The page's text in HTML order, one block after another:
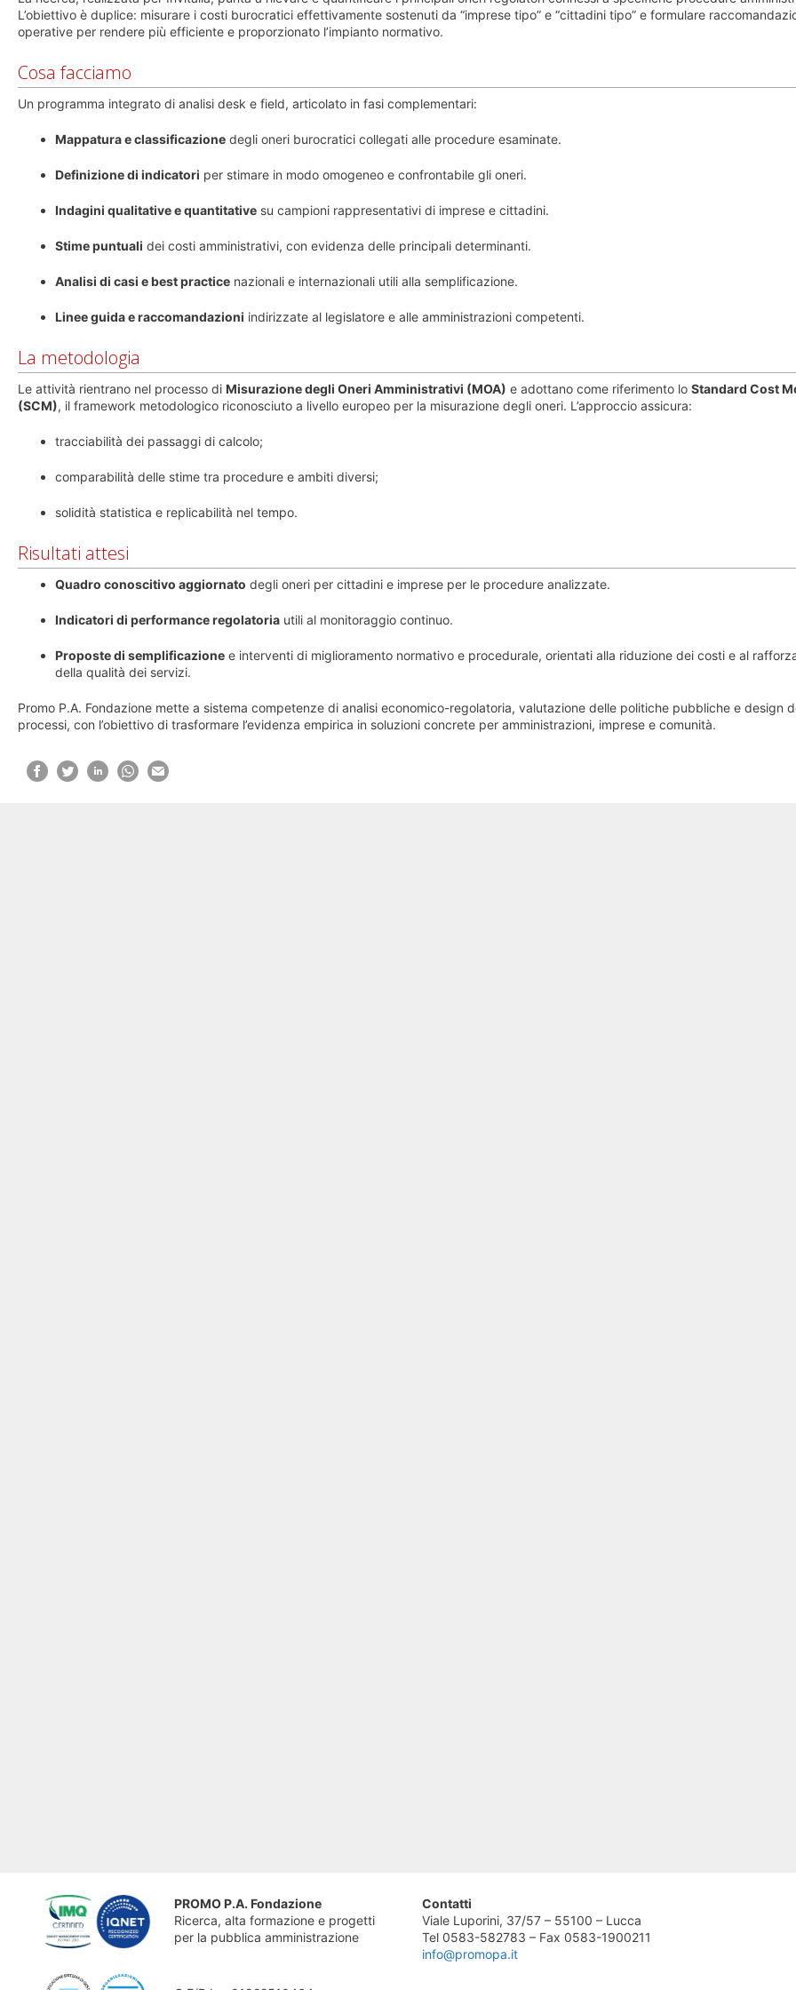
L’obiettivo è duplice: misurare i costi burocratici effettivamente sostenuti da “imprese tipo” e “cittadini tipo” e formulare
operative per rendere più efficiente e proporzionato l’impianto normativo.
Cosa facciamo
Un programma integrato di analisi desk e field, articolato in fasi complementari:
Mappatura e classificazione degli oneri burocratici collegati alle procedure esaminate.
Definizione di indicatori per stimare in modo omogeneo e confrontabile gli oneri.
Indagini qualitative e quantitative su campioni rappresentativi di imprese e cittadini.
Stime puntuali dei costi amministrativi, con evidenza delle principali determinanti.
Analisi di casi e best practice nazionali e internazionali utili alla semplificazione.
Linee guida e raccomandazioni indirizzate al legislatore e alle amministrazioni competenti.
La metodologia
Le attività rientrano nel processo di Misurazione degli Oneri Amministrativi (MOA) e adottano come riferimento lo Standard Cost
(SCM), il framework metodologico riconosciuto a livello europeo per la misurazione degli oneri. L’approccio assicura:
tracciabilità dei passaggi di calcolo;
comparabilità delle stime tra procedure e ambiti diversi;
solidità statistica e replicabilità nel tempo.
Risultati attesi
Quadro conoscitivo aggiornato degli oneri per cittadini e imprese per le procedure analizzate.
Indicatori di performance regolatoria utili al monitoraggio continuo.
Proposte di semplificazione e interventi di miglioramento normativo e procedurale, orientati alla riduzione dei costi e al
della qualità dei servizi.
Promo P.A. Fondazione mette a sistema competenze di analisi economico-regolatoria, valutazione delle politiche pubbliche e design
processi, con l’obiettivo di trasformare l’evidenza empirica in soluzioni concrete per amministrazioni, imprese e comunità.
PROMO P.A. Fondazione
Ricerca, alta formazione e progetti
per la pubblica amministrazione
Contatti
Viale Luporini, 37/57 – 55100 – Lucca
Tel 0583-582783 – Fax 0583-1900211
info@promopa.it